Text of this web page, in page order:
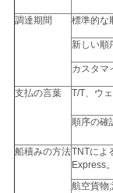
PRIVACY
POLICY
調達期間 標準的な
新しい順
カスタマ
支払の言葉 T/T、ウ
順序の確
船積みの方法TNTによ
Express。
航空貨物